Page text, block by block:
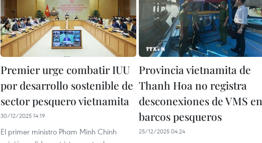
Premier urge combatir IUU
por desarrollo sostenible de
sector pesquero vietnamita
30/12/2025 14:19
El primer ministro Pham Minh Chinh
Provincia vietnamita de
Thanh Hoa no registra
desconexiones de VMS en
barcos pesqueros
25/12/2025 04:24